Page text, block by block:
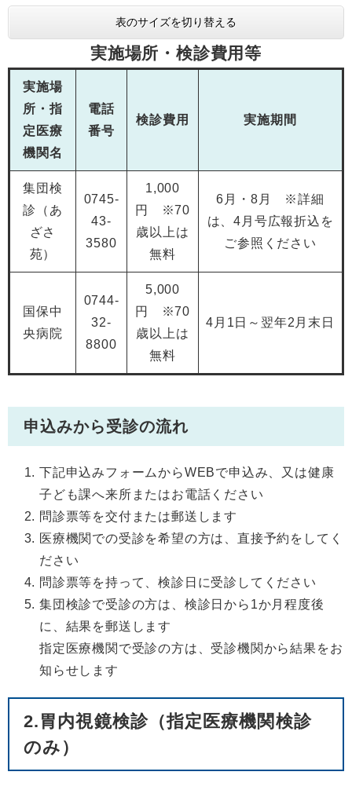
表のサイズを切り替える
実施場所・検診費用等
実施場
所・指
定医療
機関名
電話
番号
検診費用 実施期間
集団検
診（あ
ざさ
苑）
0745-
43-
3580
1,000
円 ※70
歳以上は
無料
6月・8月 ※詳細
は、4月号広報折込を
ご参照ください
国保中
央病院
0744-
32-
8800
5,000
円 ※70
歳以上は
無料
4月1日～翌年2月末日
申込みから受診の流れ
下記申込みフォームからWEBで申込み、又は健康
子ども課へ来所またはお電話ください
問診票等を交付または郵送します
医療機関での受診を希望の方は、直接予約をしてく
ださい
問診票等を持って、検診日に受診してください
集団検診で受診の方は、検診日から1か月程度後
に、結果を郵送します
指定医療機関で受診の方は、受診機関から結果をお
知らせします
2.胃内視鏡検診（指定医療機関検診
のみ）